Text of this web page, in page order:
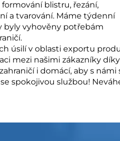
blistru, řezání,
a tvarování. Máme týdenní
byly vyhověny potřebám
úsilí v oblasti exportu
mezi našimi zákazníky
i domácí, aby s
spokojivou službou!